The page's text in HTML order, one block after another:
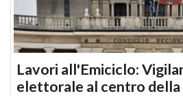
Lavori all'Emiciclo:
elettorale al centro della